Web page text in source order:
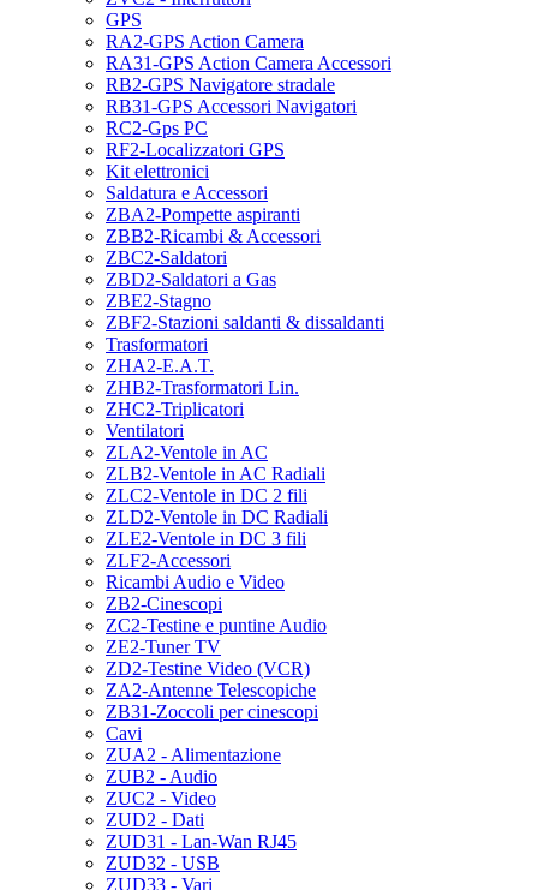
GPS
RA2-GPS Action Camera
RA31-GPS Action Camera Accessori
RB2-GPS Navigatore stradale
RB31-GPS Accessori Navigatori
RC2-Gps PC
RF2-Localizzatori GPS
Kit elettronici
Saldatura e Accessori
ZBA2-Pompette aspiranti
ZBB2-Ricambi & Accessori
ZBC2-Saldatori
ZBD2-Saldatori a Gas
ZBE2-Stagno
ZBF2-Stazioni saldanti & dissaldanti
Trasformatori
ZHA2-E.A.T.
ZHB2-Trasformatori Lin.
ZHC2-Triplicatori
Ventilatori
ZLA2-Ventole in AC
ZLB2-Ventole in AC Radiali
ZLC2-Ventole in DC 2 fili
ZLD2-Ventole in DC Radiali
ZLE2-Ventole in DC 3 fili
ZLF2-Accessori
Ricambi Audio e Video
ZB2-Cinescopi
ZC2-Testine e puntine Audio
ZE2-Tuner TV
ZD2-Testine Video (VCR)
ZA2-Antenne Telescopiche
ZB31-Zoccoli per cinescopi
Cavi
ZUA2 - Alimentazione
ZUB2 - Audio
ZUC2 - Video
ZUD2 - Dati
ZUD31 - Lan-Wan RJ45
ZUD32 - USB
ZUD33 - Vari